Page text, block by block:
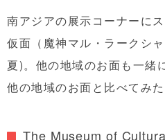
南アジアの展示コーナーに
仮面（魔神マル・ラークシ
夏)。他の地域のお面も一緒
他の地域のお面と比べてみ
The Museum of